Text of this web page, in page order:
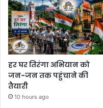
हर घर तिरंगा अभियान को
जन-जन तक पहुंचाने की
तैयारी
10 hours ago